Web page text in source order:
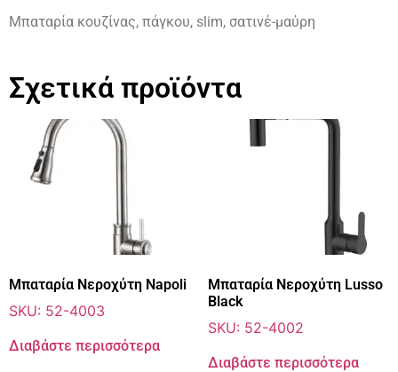
Μπαταρία κουζίνας, πάγκου, slim, σατινέ-μαύρη
Σχετικά προϊόντα
Μπαταρία Νεροχύτη Napoli
SKU: 52-4003
Διαβάστε περισσότερα
Μπαταρία Νεροχύτη Lusso
Black
SKU: 52-4002
Διαβάστε περισσότερα